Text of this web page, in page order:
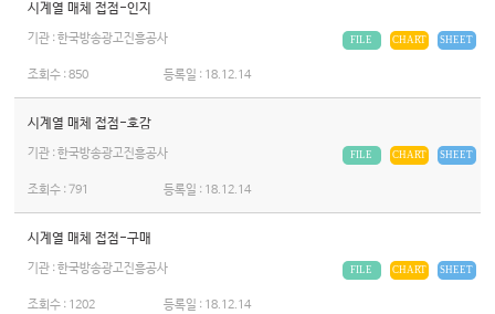
시계열 매체 접점-인지
기관 : 한국방송광고진흥공사 SHEET
CHART
FILE
조회수 :850 등록일 : 18.12.14
시계열 매체 접점-호감
기관 : 한국방송광고진흥공사 SHEET
CHART
FILE
조회수 :791 등록일 : 18.12.14
시계열 매체 접점-구매
기관 : 한국방송광고진흥공사 SHEET
CHART
FILE
조회수 : 1202 등록일 : 18.12.14